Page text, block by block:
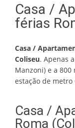
Casa /
férias
Casa /
Coliseu. Apenas
Manzoni) e a
estação de metro
Casa /
Roma